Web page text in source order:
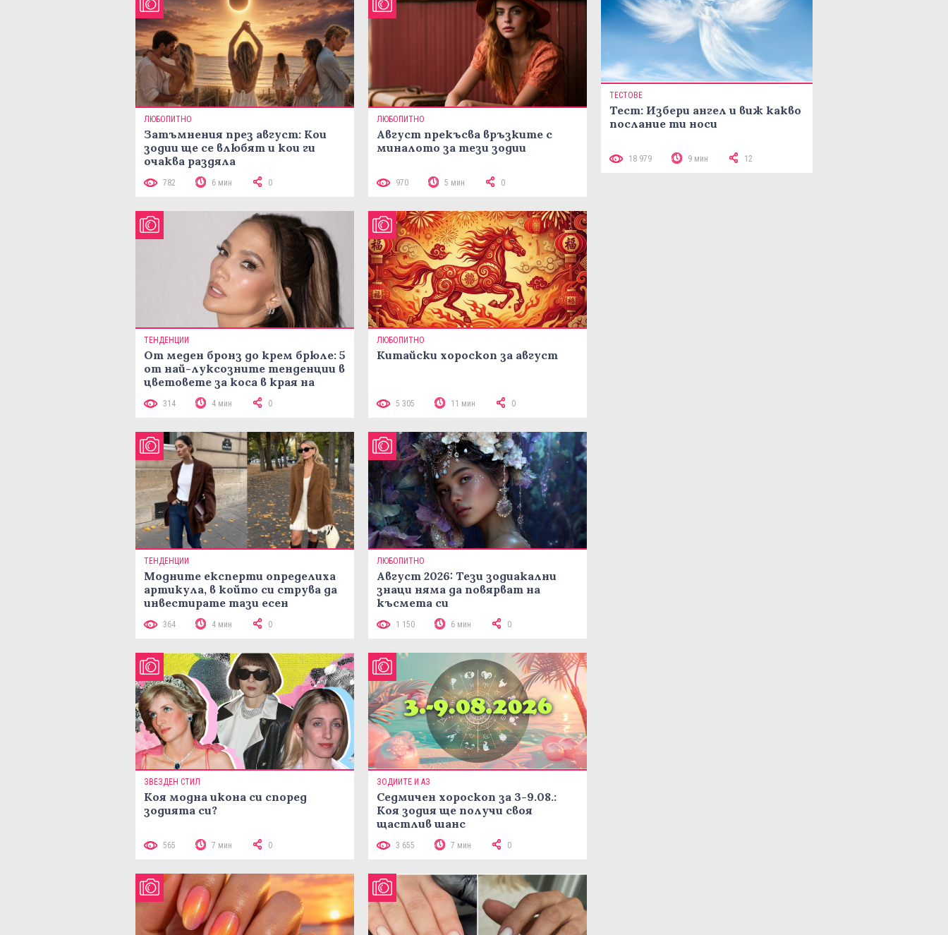
ЛЮБОПИТНО
Затъмнения през август: Кои
зодии ще се влюбят и кои ги
очаква раздяла
782 6 мин 0
ЛЮБОПИТНО
Август прекъсва връзките с
миналото за тези зодии
970 5 мин 0
ТЕНДЕНЦИИ
От меден бронз до крем брюле: 5
от най-луксозните тенденции в
цветовете за коса в края на
314 4 мин 0
ЛЮБОПИТНО
Китайски хороскоп за август
5 305 11 мин 0
ТЕНДЕНЦИИ
Модните експерти определиха
артикула, в който си струва да
инвестирате тази есен
364 4 мин 0
ЛЮБОПИТНО
Август 2026: Тези зодиакални
знаци няма да повярват на
късмета си
1 150 6 мин 0
ЗВЕЗДЕН СТИЛ
Коя модна икона си според
зодията си?
565 7 мин 0
ЗОДИИТЕ И АЗ
Седмичен хороскоп за 3-9.08.:
Коя зодия ще получи своя
щастлив шанс
3 655 7 мин 0
ТЕСТОВЕ
Тест: Избери ангел и виж какво
послание ти носи
18 979 9 мин 12